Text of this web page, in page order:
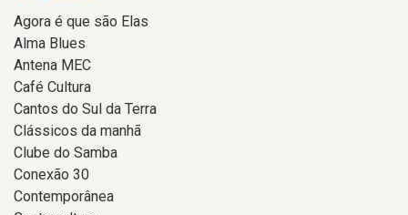
Agora é que são Elas
Alma Blues
Antena MEC
Café Cultura
Cantos do Sul da Terra
Clássicos da manhã
Clube do Samba
Conexão 30
Contemporânea